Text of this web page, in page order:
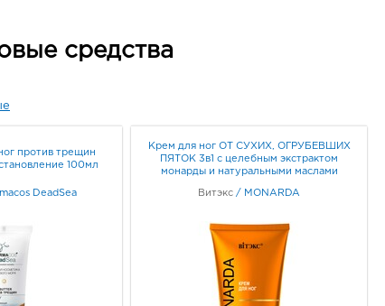
средства
против трещин
100мл
DeadSea
Крем для ног ОТ СУХИХ, ОГРУБЕВШИХ
ПЯТОК 3в1 с целебным экстрактом
монарды и натуральными маслами
Витэкс / MONARDA